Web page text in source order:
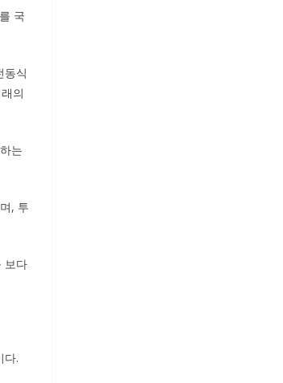
국
동식
의
는
, 투
보다
다.